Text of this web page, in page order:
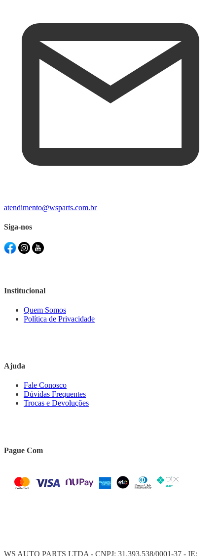
atendimento@wsparts.com.br
Siga-nos
Institucional
Quem Somos
Política de Privacidade
Ajuda
Fale Conosco
Dúvidas Frequentes
Trocas e Devoluções
Pague Com
WS AUTO PARTS LTDA - CNPJ: 31.393.538/0001-37 - IE: